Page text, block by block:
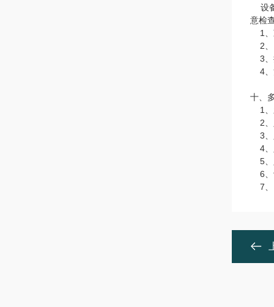
设
意检
1
2
3
4
十、
1
2
3
4
5
6
7